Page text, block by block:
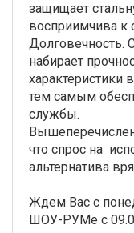
защищает
восприимчива к
Долговечность.
набирает
характеристики
тем самым
службы.
что спрос на
альтернатива
Ждем Вас с
ШОУ-РУМе с